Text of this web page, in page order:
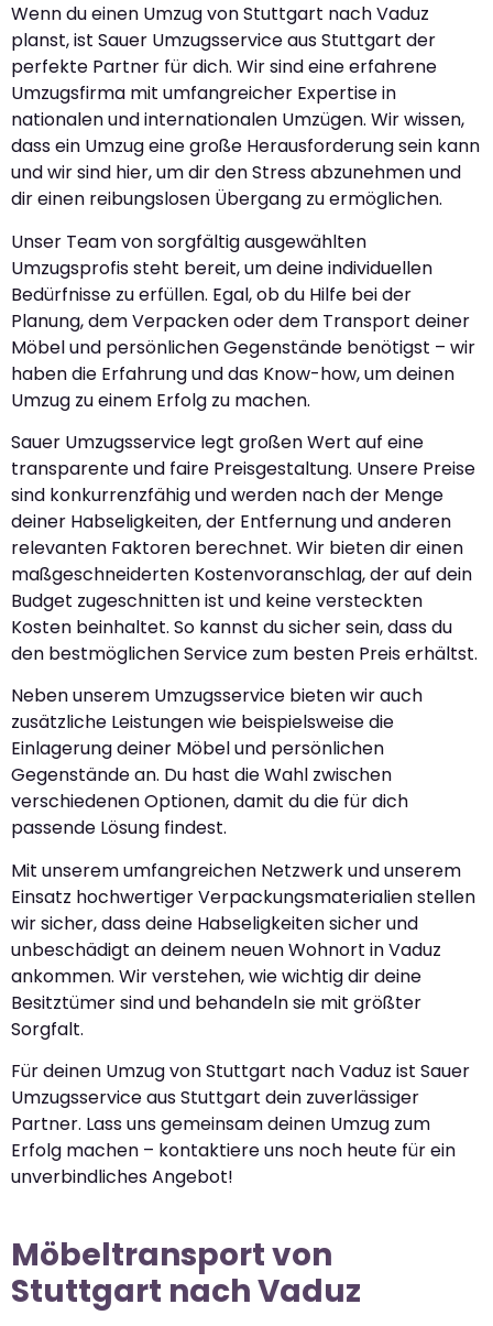
Wenn du einen Umzug von Stuttgart nach Vaduz
planst, ist Sauer Umzugsservice aus Stuttgart der
perfekte Partner für dich. Wir sind eine erfahrene
Umzugsfirma mit umfangreicher Expertise in
nationalen und internationalen Umzügen. Wir wissen,
dass ein Umzug eine große Herausforderung sein kann
und wir sind hier, um dir den Stress abzunehmen und
dir einen reibungslosen Übergang zu ermöglichen.
Unser Team von sorgfältig ausgewählten
Umzugsprofis steht bereit, um deine individuellen
Bedürfnisse zu erfüllen. Egal, ob du Hilfe bei der
Planung, dem Verpacken oder dem Transport deiner
Möbel und persönlichen Gegenstände benötigst – wir
haben die Erfahrung und das Know-how, um deinen
Umzug zu einem Erfolg zu machen.
Sauer Umzugsservice legt großen Wert auf eine
transparente und faire Preisgestaltung. Unsere Preise
sind konkurrenzfähig und werden nach der Menge
deiner Habseligkeiten, der Entfernung und anderen
relevanten Faktoren berechnet. Wir bieten dir einen
maßgeschneiderten Kostenvoranschlag, der auf dein
Budget zugeschnitten ist und keine versteckten
Kosten beinhaltet. So kannst du sicher sein, dass du
den bestmöglichen Service zum besten Preis erhältst.
Neben unserem Umzugsservice bieten wir auch
zusätzliche Leistungen wie beispielsweise die
Einlagerung deiner Möbel und persönlichen
Gegenstände an. Du hast die Wahl zwischen
verschiedenen Optionen, damit du die für dich
passende Lösung findest.
Mit unserem umfangreichen Netzwerk und unserem
Einsatz hochwertiger Verpackungsmaterialien stellen
wir sicher, dass deine Habseligkeiten sicher und
unbeschädigt an deinem neuen Wohnort in Vaduz
ankommen. Wir verstehen, wie wichtig dir deine
Besitztümer sind und behandeln sie mit größter
Sorgfalt.
Für deinen Umzug von Stuttgart nach Vaduz ist Sauer
Umzugsservice aus Stuttgart dein zuverlässiger
Partner. Lass uns gemeinsam deinen Umzug zum
Erfolg machen – kontaktiere uns noch heute für ein
unverbindliches Angebot!
Möbeltransport von
Stuttgart nach Vaduz